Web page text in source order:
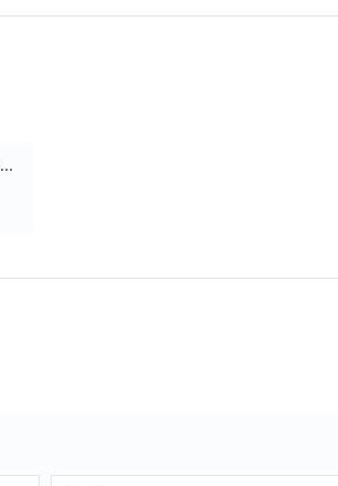
Katalog-topidla-Master-SK-2012 (PDF)